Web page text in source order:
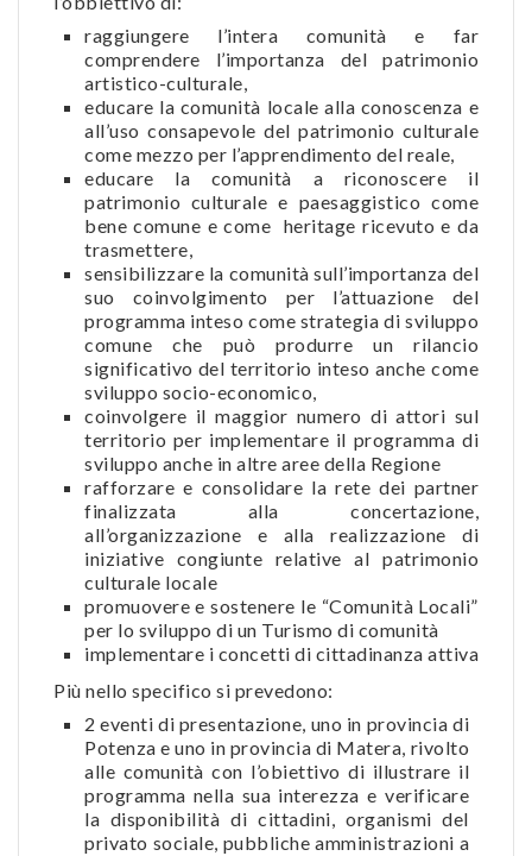
raggiungere l’intera comunità e far
comprendere l’importanza del patrimonio
artistico-culturale,
educare la comunità locale alla conoscenza e
all’uso consapevole del patrimonio culturale
come mezzo per l’apprendimento del reale,
educare la comunità a riconoscere il
patrimonio culturale e paesaggistico come
bene comune e come heritage ricevuto e da
trasmettere,
sensibilizzare la comunità sull’importanza del
suo coinvolgimento per l’attuazione del
programma inteso come strategia di sviluppo
comune che può produrre un rilancio
significativo del territorio inteso anche come
sviluppo socio-economico,
coinvolgere il maggior numero di attori sul
territorio per implementare il programma di
sviluppo anche in altre aree della Regione
rafforzare e consolidare la rete dei partner
finalizzata alla concertazione,
all’organizzazione e alla realizzazione di
iniziative congiunte relative al patrimonio
culturale locale
promuovere e sostenere le “Comunità Locali”
per lo sviluppo di un Turismo di comunità
implementare i concetti di cittadinanza attiva
Più nello specifico si prevedono:
2 eventi di presentazione, uno in provincia di
Potenza e uno in provincia di Matera, rivolto
alle comunità con l’obiettivo di illustrare il
programma nella sua interezza e verificare
la disponibilità di cittadini, organismi del
privato sociale, pubbliche amministrazioni a